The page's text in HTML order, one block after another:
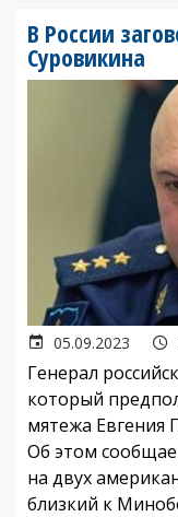
В России
Суровикина
05.09.2023
Генерал
который
мятежа Евгения
Об этом
на двух
близкий к